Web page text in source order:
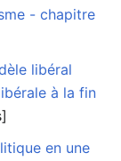
- chapitre
libéral
à la fin
en une